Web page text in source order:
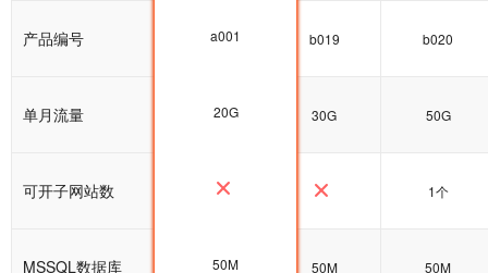
产品编号 a001 b019 b020
单月流量 20G 30G 50G
可开子网站数 1个
MSSQL数据库 50M 50M 50M
a001
20G
50M